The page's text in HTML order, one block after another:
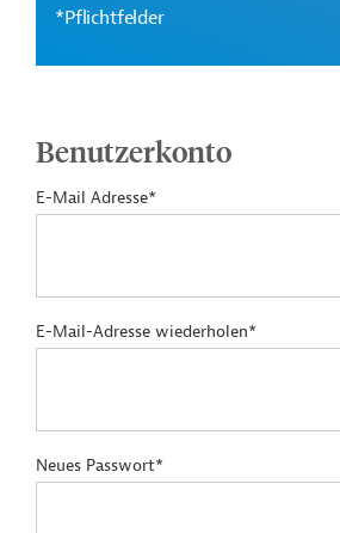
*Pflichtfelder
Benutzerkonto
E-Mail Adresse*
E-Mail-Adresse wiederholen*
Neues Passwort*